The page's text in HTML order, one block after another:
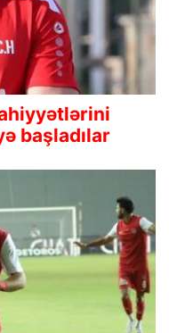
başladılar